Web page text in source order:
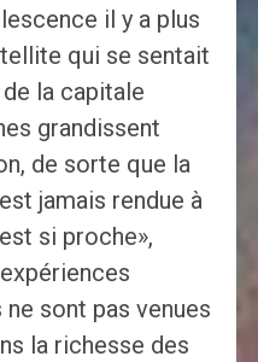
il y a plus
qui se sentait
la capitale
grandissent
de sorte que la
jamais rendue à
si proche»,
sont pas venues
la richesse des